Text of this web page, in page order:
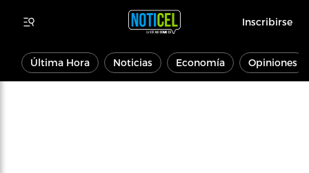
Inscribirse
Última Hora Noticias Economía Opiniones